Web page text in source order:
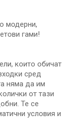
модерни,
гами!
които обичат
сред
няма да им
от тази
Те се
условия и